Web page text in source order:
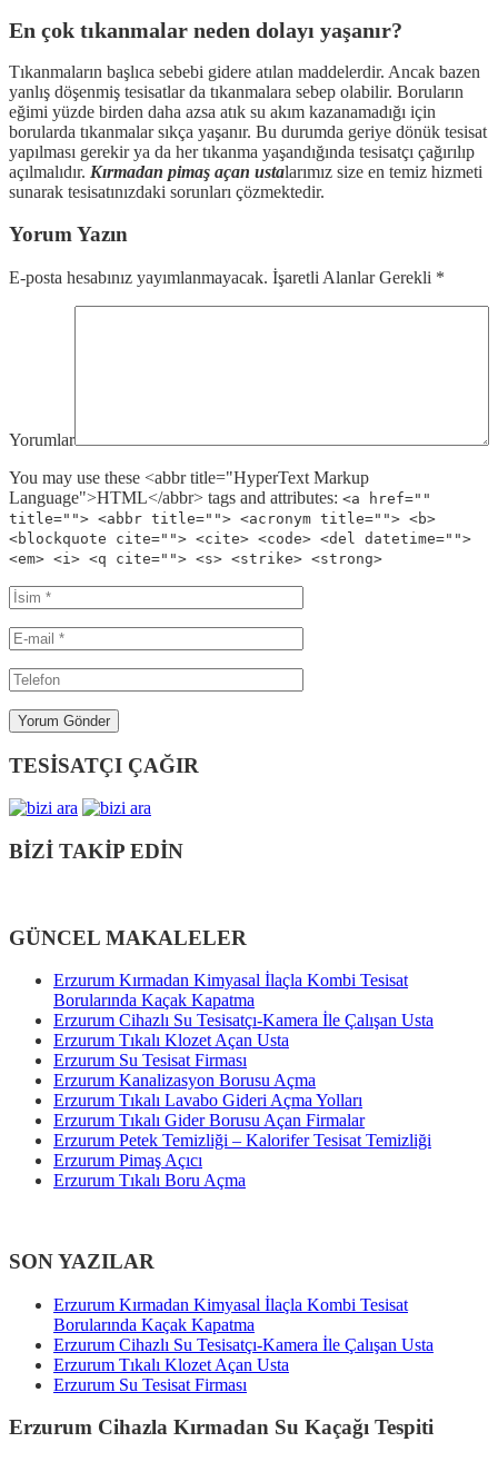
En çok tıkanmalar neden dolayı yaşanır?
Tıkanmaların başlıca sebebi gidere atılan maddelerdir. Ancak bazen
yanlış döşenmiş tesisatlar da tıkanmalara sebep olabilir. Boruların
eğimi yüzde birden daha azsa atık su akım kazanamadığı için
borularda tıkanmalar sıkça yaşanır. Bu durumda geriye dönük tesisat
yapılması gerekir ya da her tıkanma yaşandığında tesisatçı çağırılıp
açılmalıdır. Kırmadan pimaş açan ustalarımız size en temiz hizmeti
sunarak tesisatınızdaki sorunları çözmektedir.
Yorum Yazın
E-posta hesabınız yayımlanmayacak. İşaretli Alanlar Gerekli *
Yorumlar
You may use these <abbr title="HyperText Markup
Language">HTML</abbr> tags and attributes: <a href=""
title=""> <abbr title=""> <acronym title=""> <b>
<blockquote cite=""> <cite> <code> <del datetime="">
<em> <i> <q cite=""> <s> <strike> <strong>
TESİSATÇI ÇAĞIR
BİZİ TAKİP EDİN
GÜNCEL MAKALELER
Erzurum Kırmadan Kimyasal İlaçla Kombi Tesisat
Borularında Kaçak Kapatma
Erzurum Cihazlı Su Tesisatçı-Kamera İle Çalışan Usta
Erzurum Tıkalı Klozet Açan Usta
Erzurum Su Tesisat Firması
Erzurum Kanalizasyon Borusu Açma
Erzurum Tıkalı Lavabo Gideri Açma Yolları
Erzurum Tıkalı Gider Borusu Açan Firmalar
Erzurum Petek Temizliği – Kalorifer Tesisat Temizliği
Erzurum Pimaş Açıcı
Erzurum Tıkalı Boru Açma
SON YAZILAR
Erzurum Kırmadan Kimyasal İlaçla Kombi Tesisat
Borularında Kaçak Kapatma
Erzurum Cihazlı Su Tesisatçı-Kamera İle Çalışan Usta
Erzurum Tıkalı Klozet Açan Usta
Erzurum Su Tesisat Firması
Erzurum Cihazla Kırmadan Su Kaçağı Tespiti